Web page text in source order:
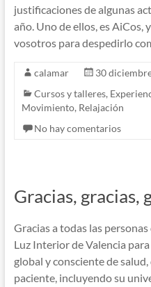
justificaciones de algunas
año. Uno de ellos, es
vosotros para despedirlo
calamar
30
Cursos y talleres,
Movimiento, Relajación
No hay comentarios
Gracias, gracias,
Gracias a todas las
Luz Interior de Valencia
global y consciente de
paciente, incluyendo su